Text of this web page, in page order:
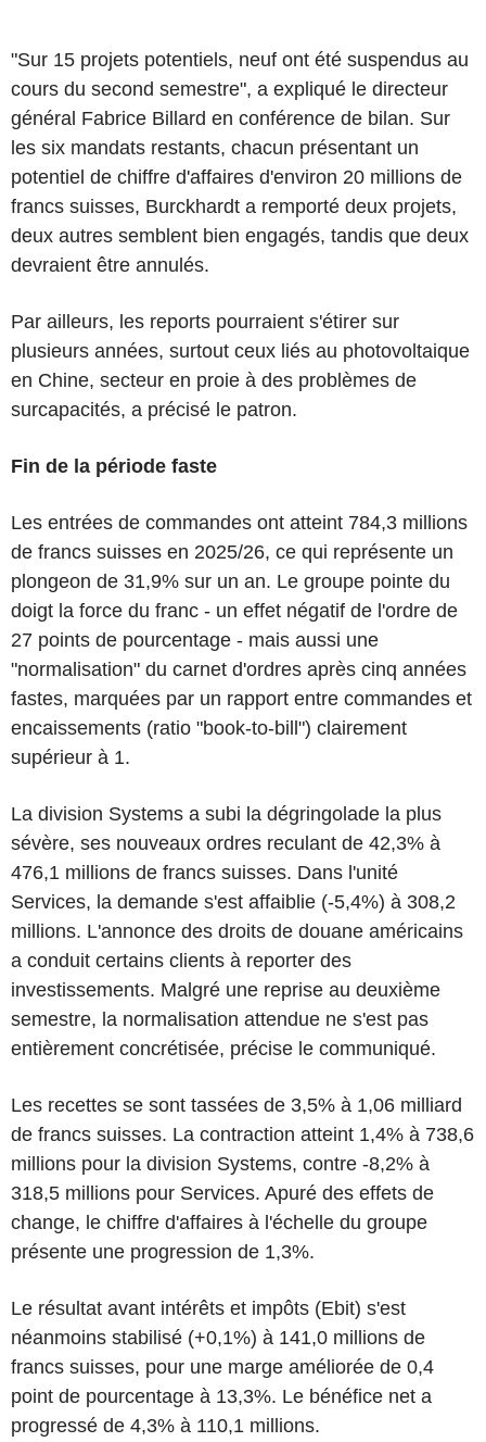
"Sur 15 projets potentiels, neuf ont été suspendus au
cours du second semestre", a expliqué le directeur
général Fabrice Billard en conférence de bilan. Sur
les six mandats restants, chacun présentant un
potentiel de chiffre d'affaires d'environ 20 millions de
francs suisses, Burckhardt a remporté deux projets,
deux autres semblent bien engagés, tandis que deux
devraient être annulés.
Par ailleurs, les reports pourraient s'étirer sur
plusieurs années, surtout ceux liés au photovoltaique
en Chine, secteur en proie à des problèmes de
surcapacités, a précisé le patron.
Fin de la période faste
Les entrées de commandes ont atteint 784,3 millions
de francs suisses en 2025/26, ce qui représente un
plongeon de 31,9% sur un an. Le groupe pointe du
doigt la force du franc - un effet négatif de l'ordre de
27 points de pourcentage - mais aussi une
"normalisation" du carnet d'ordres après cinq années
fastes, marquées par un rapport entre commandes et
encaissements (ratio "book-to-bill") clairement
supérieur à 1.
La division Systems a subi la dégringolade la plus
sévère, ses nouveaux ordres reculant de 42,3% à
476,1 millions de francs suisses. Dans l'unité
Services, la demande s'est affaiblie (-5,4%) à 308,2
millions. L'annonce des droits de douane américains
a conduit certains clients à reporter des
investissements. Malgré une reprise au deuxième
semestre, la normalisation attendue ne s'est pas
entièrement concrétisée, précise le communiqué.
Les recettes se sont tassées de 3,5% à 1,06 milliard
de francs suisses. La contraction atteint 1,4% à 738,6
millions pour la division Systems, contre -8,2% à
318,5 millions pour Services. Apuré des effets de
change, le chiffre d'affaires à l'échelle du groupe
présente une progression de 1,3%.
Le résultat avant intérêts et impôts (Ebit) s'est
néanmoins stabilisé (+0,1%) à 141,0 millions de
francs suisses, pour une marge améliorée de 0,4
point de pourcentage à 13,3%. Le bénéfice net a
progressé de 4,3% à 110,1 millions.